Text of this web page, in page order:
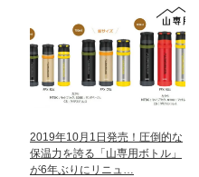
2019年10月1日発売！圧倒的な
保温力を誇る「山専用ボトル」
が6年ぶりにリニュ…